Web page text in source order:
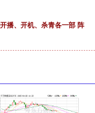
播、开机、杀青各一部 阵